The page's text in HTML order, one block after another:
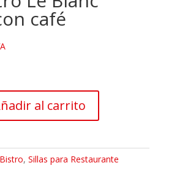
café
al carrito
, Sillas para Restaurante